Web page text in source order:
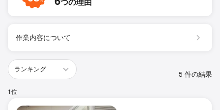
作業内容について
5 件の結果
1位